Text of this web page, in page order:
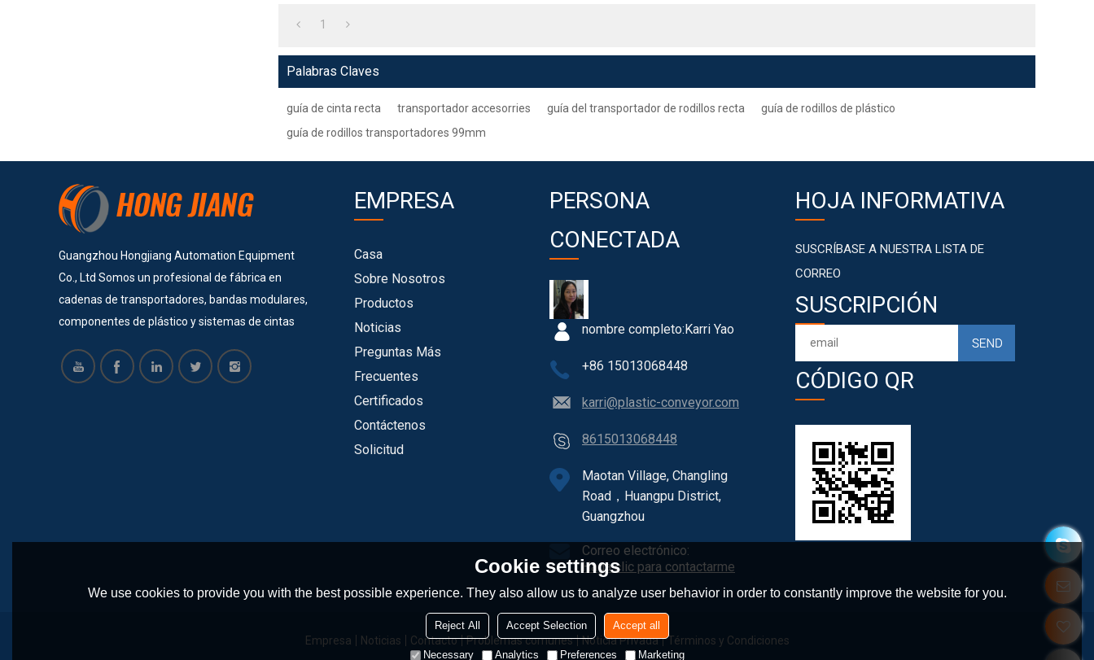
1
Palabras Claves
guía de cinta recta transportador accesorries guía del transportador de rodillos recta
guía de rodillos de plástico
guía de rodillos transportadores 99mm
Guangzhou Hongjiang Automation Equipment
Co., Ltd Somos un profesional de fábrica en
cadenas de transportadores, bandas modulares,
componentes de plástico y sistemas de cintas
nuestros productos tienen certificado SGS, ISO,
CE. Ahora ofrecemos servicios para muchas
ruedas locas y otros componentes de plástico. y
profesionales para diseñar y producir
EMPRESA
Casa
Sobre Nosotros
Productos
Noticias
Preguntas Más
Frecuentes
Certificados
Contáctenos
Solicitud
PERSONA
CONECTADA
nombre completo:Karri Yao
+86 15013068448
karri@plastic-conveyor.com
8615013068448
Maotan Village, Changling
Road，Huangpu District,
Guangzhou
Correo electrónico:
Haga clic para contactarme
HOJA INFORMATIVA
SUSCRÍBASE A NUESTRA LISTA DE
CORREO
SUSCRIPCIÓN
CÓDIGO QR
Empresa Noticias Contacto Problemas comunes Noticia Privada
Términos y Condiciones
Cookie settings
We use cookies to provide you with the best possible experience. They also allow us to analyze user behavior in order to constantly improve the website for you.
Reject All Accept Selection Accept all
Necessary Analytics Preferences Marketing